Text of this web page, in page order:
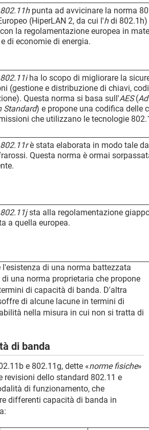
802.11hpunta ad avvicinare la norma
(HiperLAN 2, da cui l'hdi 802.1h)
la regolamentazione europea in
di economie di energia.
802.11iha lo scopo di migliorare la
(gestione e distribuzione di chiavi,
Questa norma si basa sull'AES(
Standard) e propone una codifica delle
che utilizzano le tecnologie
802.11rè stata elaborata in modo tale
Questa norma è ormai
802.11jsta alla regolamentazione
a quella europea.
l'esistenza di una norma battezzata
una norma proprietaria che propone
di capacità di banda. D'altra
di alcune lacune in termini di
nella misura in cui non si tratta di
di banda
e 802.11g, dette «norme fisiche»
revisioni dello standard 802.11 e
di funzionamento, che
differenti capacità di banda in